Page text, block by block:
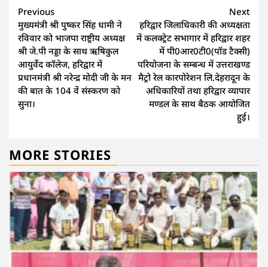
Continue
Reading
Previous
मुख्यमंत्री श्री पुष्कर सिंह धामी ने
रविवार को भाजपा राष्ट्रीय अध्यक्ष
श्री जे.पी नड्डा के साथ ऋषिकुल
आयुर्वेद कॉलेज, हरिद्वार में
प्रधानमंत्री श्री नरेन्द्र मोदी जी के मन
की बात के 104 वें संस्करण को
सुना।
Next
हरिद्वार जिलाधिकारी की अध्यक्षता
में कलक्ट्रेट सभागार में हरिद्वार शहर
में पी0आर0टी0(पॉड टैक्सी)
परियोजना के सम्बन्ध में उत्तराखण्ड
मैट्रो रेल कारपोरेशन लि.देहरादून के
अधिकारियों तथा हरिद्वार व्यापार
मण्डल के साथ बैठक आयोजित
हुई।
MORE STORIES